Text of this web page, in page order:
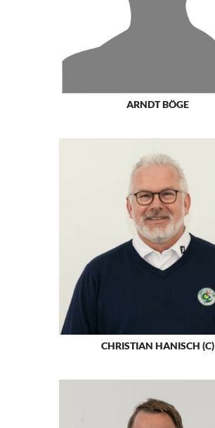
ARNDT BÖGE
CHRISTIAN HANISCH (C)